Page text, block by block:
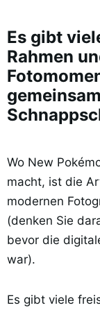
Es gibt
Rahmen
Wo New
macht, ist die
modernen
(denken Sie
bevor die
war).
Es gibt viele